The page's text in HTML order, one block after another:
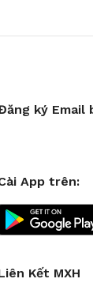
ký Email
App trên:
Kết MXH